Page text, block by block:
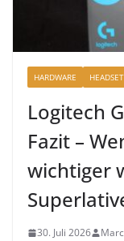
HARDWARE
Logitech
Fazit –
wichtiger
30. Juli 2026